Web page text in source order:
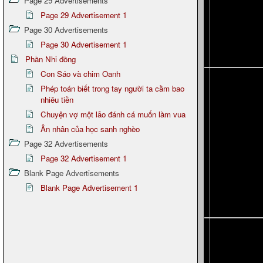
Page 29 Advertisement 1
Page 30 Advertisements
Page 30 Advertisement 1
Phần Nhi đồng
Con Sáo và chim Oanh
Phép toán biết trong tay người ta cầm bao
nhiêu tiền
Chuyện vợ một lão đánh cá muốn làm vua
Ân nhân của học sanh nghèo
Page 32 Advertisements
Page 32 Advertisement 1
Blank Page Advertisements
Blank Page Advertisement 1